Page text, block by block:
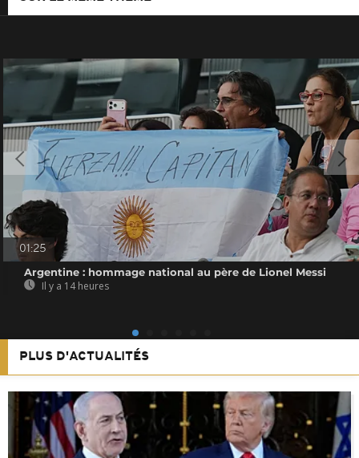
01:25
Argentine : hommage national au père de Lionel Messi
Il y a 14 heures
PLUS D'ACTUALITÉS